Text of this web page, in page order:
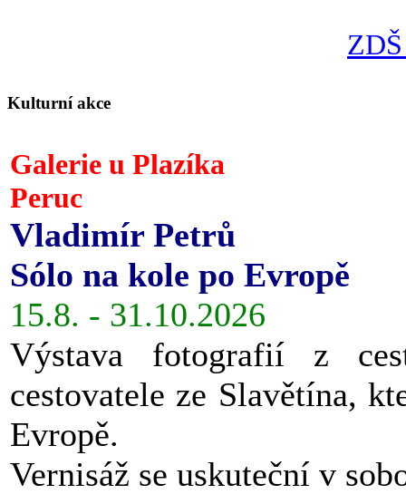
Kulturní akce
Galerie u Plazíka
Peruc
Vladimír Petrů
Sólo na kole po Evropě
15.8. - 31.10.2026
Výstava fotografií z
cestovatele ze Slavětína,
Evropě.
Vernisáž se uskuteční v